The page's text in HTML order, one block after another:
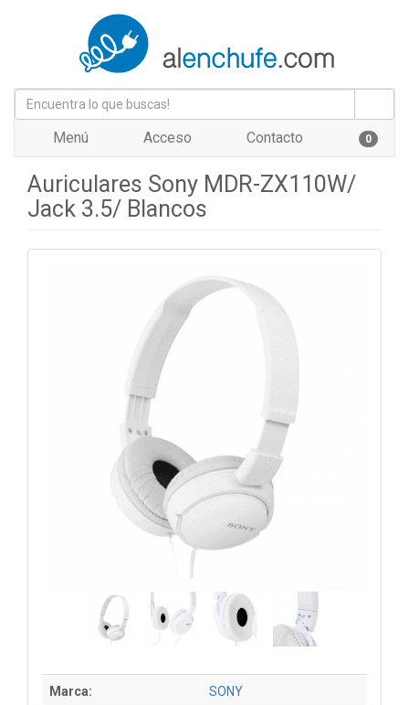
Menú Acceso Contacto 0
Auriculares Sony MDR-ZX110W/
Jack 3.5/ Blancos
Marca: SONY